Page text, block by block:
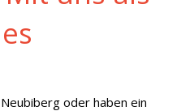
oder haben ein